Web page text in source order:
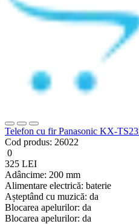
Telefon cu fir Panasonic KX-
Cod produs: 26022
0
325 LEI
Adâncime: 200 mm
Alimentare electrică: baterie
Așteptând cu muzică: da
Blocarea apelurilor: da
Blocarea apelurilor: da